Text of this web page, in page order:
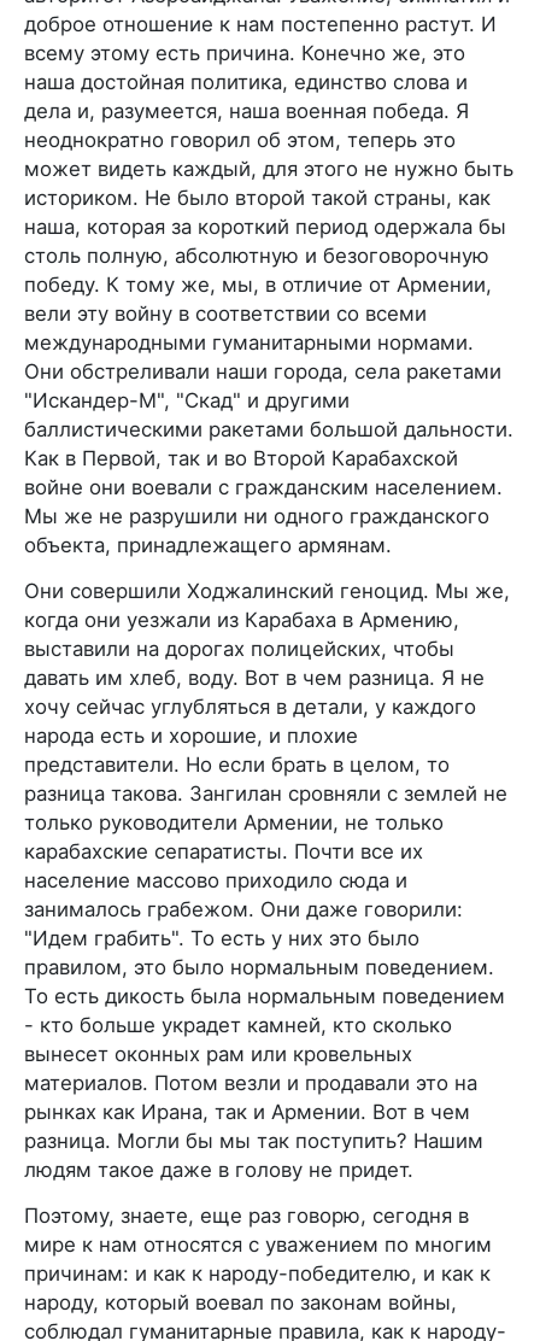
доброе отношение к нам постепенно растут. И
всему этому есть причина. Конечно же, это
наша достойная политика, единство слова и
дела и, разумеется, наша военная победа. Я
неоднократно говорил об этом, теперь это
может видеть каждый, для этого не нужно быть
историком. Не было второй такой страны, как
наша, которая за короткий период одержала бы
столь полную, абсолютную и безоговорочную
победу. К тому же, мы, в отличие от Армении,
вели эту войну в соответствии со всеми
международными гуманитарными нормами.
Они обстреливали наши города, села ракетами
"Искандер-М", "Скад" и другими
баллистическими ракетами большой дальности.
Как в Первой, так и во Второй Карабахской
войне они воевали с гражданским населением.
Мы же не разрушили ни одного гражданского
объекта, принадлежащего армянам.
Они совершили Ходжалинский геноцид. Мы же,
когда они уезжали из Карабаха в Армению,
выставили на дорогах полицейских, чтобы
давать им хлеб, воду. Вот в чем разница. Я не
хочу сейчас углубляться в детали, у каждого
народа есть и хорошие, и плохие
представители. Но если брать в целом, то
разница такова. Зангилан сровняли с землей не
только руководители Армении, не только
карабахские сепаратисты. Почти все их
население массово приходило сюда и
занималось грабежом. Они даже говорили:
"Идем грабить". То есть у них это было
правилом, это было нормальным поведением.
То есть дикость была нормальным поведением
- кто больше украдет камней, кто сколько
вынесет оконных рам или кровельных
материалов. Потом везли и продавали это на
рынках как Ирана, так и Армении. Вот в чем
разница. Могли бы мы так поступить? Нашим
людям такое даже в голову не придет.
Поэтому, знаете, еще раз говорю, сегодня в
мире к нам относятся с уважением по многим
причинам: и как к народу-победителю, и как к
народу, который воевал по законам войны,
соблюдал гуманитарные правила, как к народу-